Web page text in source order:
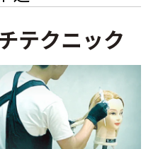
テクニック